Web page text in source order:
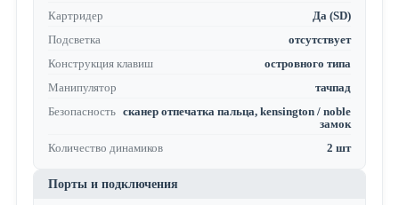
Картридер
Да (SD)
Подсветка
отсутствует
Конструкция клавиш
островного типа
Манипулятор
тачпад
Безопасность сканер отпечатка пальца, kensington / noble
замок
Количество динамиков
2 шт
Порты и подключения